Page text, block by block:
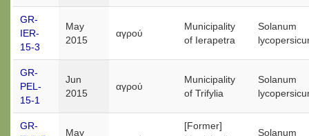
GR-
IER-
15-3
May
2015
αγρού
Municipality
of Ierapetra
Solanum
GR-
PEL-
15-1
Jun
2015
αγρού
Municipality
of Trifylia
Solanum
GR-
May
[Former]
Solanum